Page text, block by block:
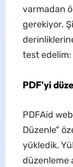
varmadan
gerekiyor.
test edelim:
PDF'yi
PDFAid
Düzenle"
yükledik.
düzenleme